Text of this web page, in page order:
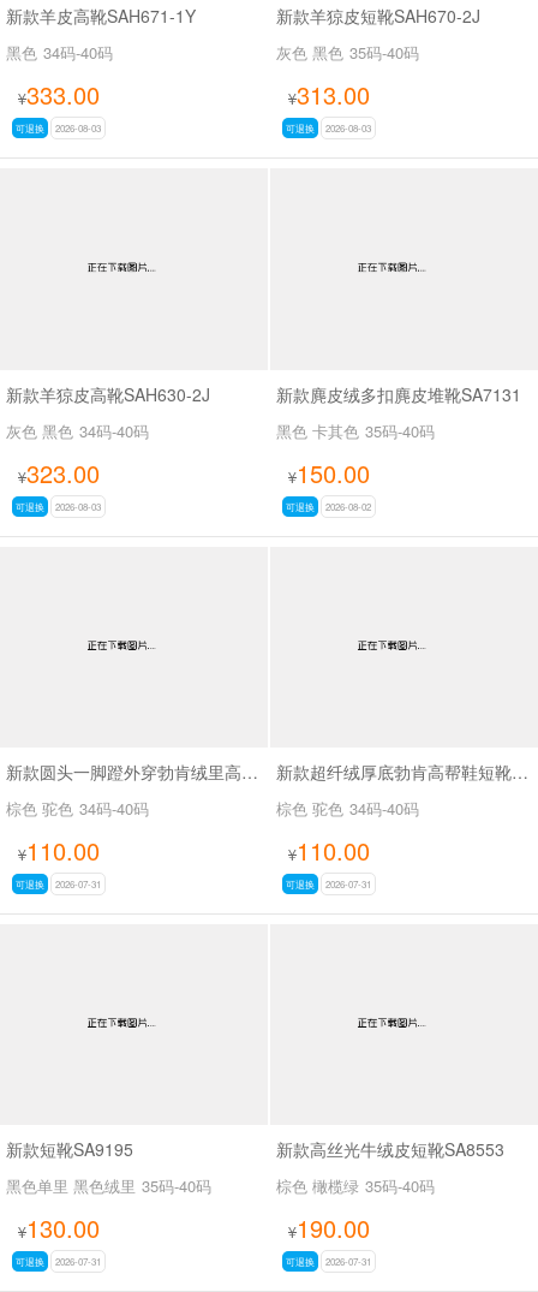
新款羊皮高靴SAH671-1Y
黑色 34码-40码
¥333.00
可退换 2026-08-03
新款羊猄皮短靴SAH670-2J
灰色 黑色 35码-40码
¥313.00
可退换 2026-08-03
新款羊猄皮高靴SAH630-2J
灰色 黑色 34码-40码
¥323.00
可退换 2026-08-03
新款麂皮绒多扣麂皮堆靴SA7131
黑色 卡其色 35码-40码
¥150.00
可退换 2026-08-02
新款圆头一脚蹬外穿勃肯绒里高帮鞋SA9109
棕色 驼色 34码-40码
¥110.00
可退换 2026-07-31
新款超纤绒厚底勃肯高帮鞋短靴SA9116
棕色 驼色 34码-40码
¥110.00
可退换 2026-07-31
新款短靴SA9195
黑色单里 黑色绒里 35码-40码
¥130.00
可退换 2026-07-31
新款高丝光牛绒皮短靴SA8553
棕色 橄榄绿 35码-40码
¥190.00
可退换 2026-07-31